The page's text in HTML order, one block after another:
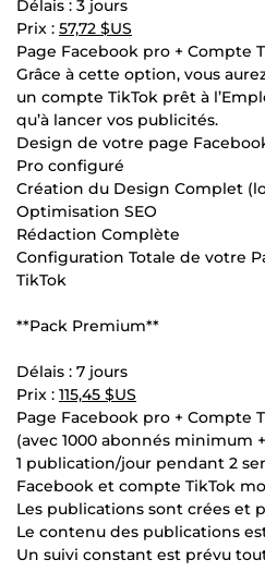
Délais : 3 jours
Prix : 57,72 $US
Page Facebook pro + Compte
Grâce à cette option, vous
un compte TikTok prêt à
qu’à lancer vos publicités.
Design de votre page
Pro configuré
Création du Design Complet
Optimisation SEO
Rédaction Complète
Configuration Totale de votre
TikTok
**Pack Premium**
Délais : 7 jours
Prix : 115,45 $US
Page Facebook pro + Compte
(avec 1000 abonnés minimum
1 publication/jour pendant 2
Facebook et compte TikTok
Les publications sont crées et
Le contenu des publications
Un suivi constant est prévu